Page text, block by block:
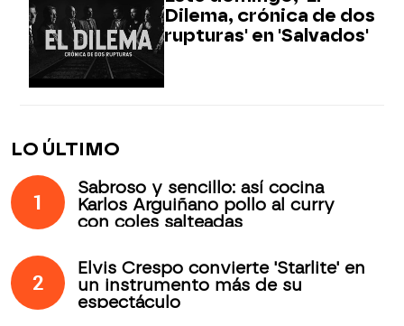
Dilema, crónica de dos
rupturas' en 'Salvados'
LO ÚLTIMO
1
Sabroso y sencillo: así cocina
Karlos Arguiñano pollo al curry
con coles salteadas
2
Elvis Crespo convierte 'Starlite' en
un instrumento más de su
espectáculo